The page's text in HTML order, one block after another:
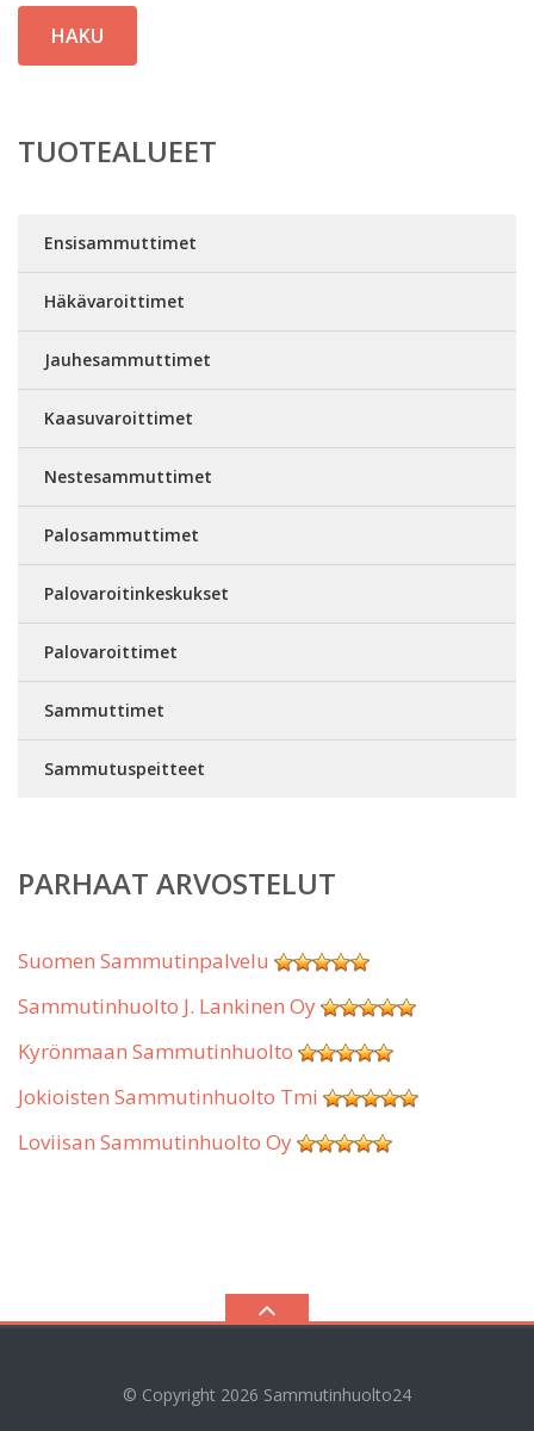
HAKU
TUOTEALUEET
Ensisammuttimet
Häkävaroittimet
Jauhesammuttimet
Kaasuvaroittimet
Nestesammuttimet
Palosammuttimet
Palovaroitinkeskukset
Palovaroittimet
Sammuttimet
Sammutuspeitteet
PARHAAT ARVOSTELUT
Suomen Sammutinpalvelu
Sammutinhuolto J. Lankinen Oy
Kyrönmaan Sammutinhuolto
Jokioisten Sammutinhuolto Tmi
Loviisan Sammutinhuolto Oy
© Copyright 2026 Sammutinhuolto24